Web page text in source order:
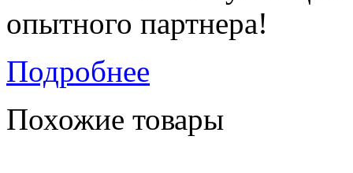
опытного партнера!
Подробнее
Похожие товары